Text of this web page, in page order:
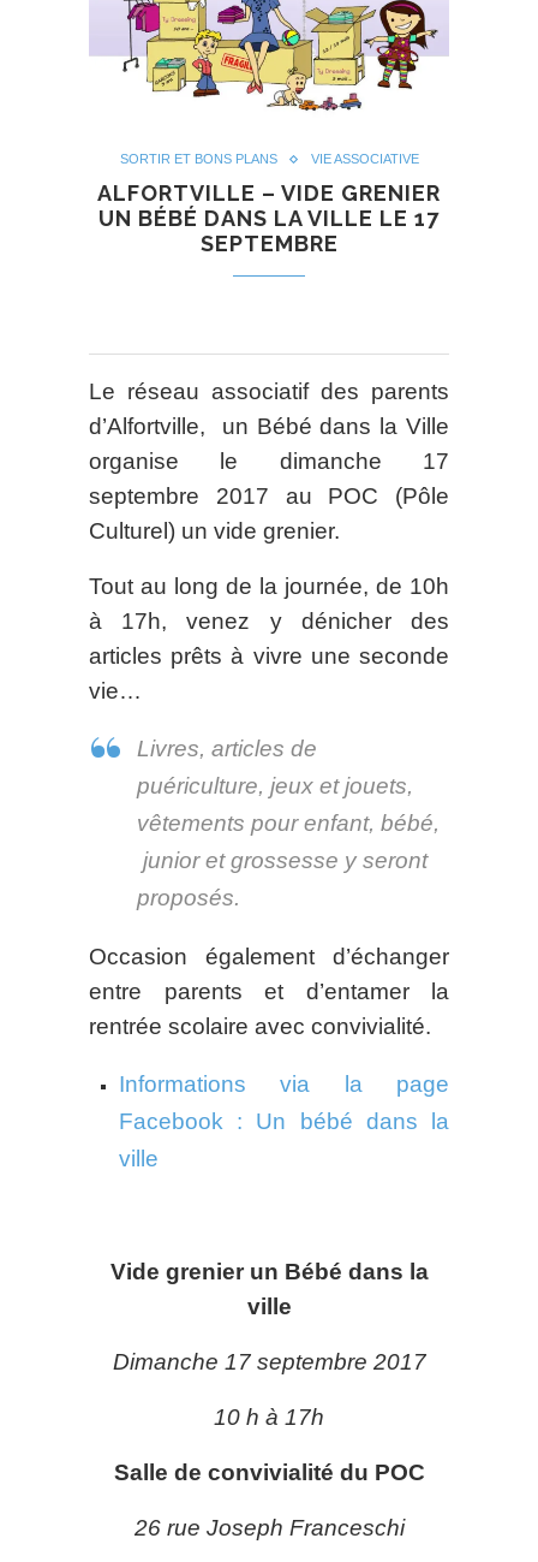
SORTIR ET BONS PLANS VIE ASSOCIATIVE
ALFORTVILLE – VIDE GRENIER
UN BÉBÉ DANS LA VILLE LE 17
SEPTEMBRE
Le réseau associatif des parents
d’Alfortville, un Bébé dans la Ville
organise le dimanche 17
septembre 2017 au POC (Pôle
Culturel) un vide grenier.
Tout au long de la journée, de 10h
à 17h, venez y dénicher des
articles prêts à vivre une seconde
vie…
Livres, articles de
puériculture, jeux et jouets,
vêtements pour enfant, bébé,
junior et grossesse y seront
proposés.
Occasion également d’échanger
entre parents et d’entamer la
rentrée scolaire avec convivialité.
Informations via la page
Facebook : Un bébé dans la
ville
Vide grenier un Bébé dans la
ville
Dimanche 17 septembre 2017
10 h à 17h
Salle de convivialité du POC
26 rue Joseph Franceschi